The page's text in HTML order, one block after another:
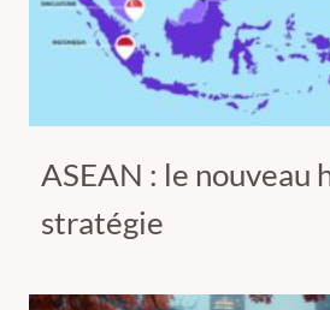
ASEAN : le nouveau
stratégie